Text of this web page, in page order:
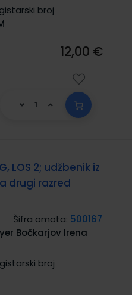
broj
12,00 €
LOS 2; udžbenik iz
drugi razred
Šifra omota: 500167
Bočkarjov Irena
broj